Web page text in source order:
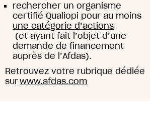
rechercher un organisme
certifié Qualiopi pour au moins
une catégorie d’actions
(et ayant fait l’objet d’une
demande de financement
auprès de l’Afdas).
Retrouvez votre rubrique dédiée
surwww.afdas.com